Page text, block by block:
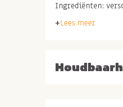
Ingrediënten:
chocolaatjes.
Lees meer